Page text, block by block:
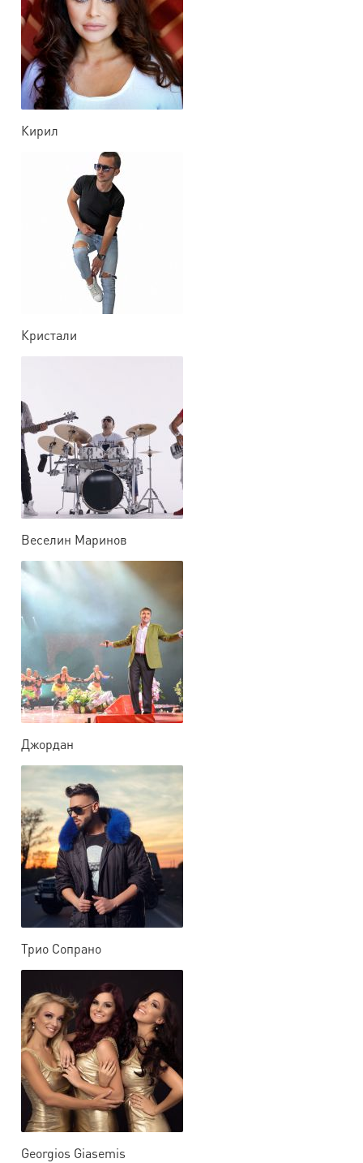
Кирил
Кристали
Веселин Маринов
Джордан
Трио Сопрано
Georgios Giasemis